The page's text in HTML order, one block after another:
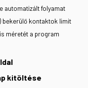
automatizált folyamat
bekerülő kontaktok limit
méretét a program
kitöltése